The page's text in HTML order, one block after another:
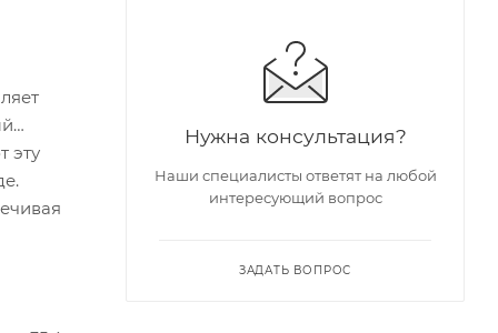
Нужна консультация?
Наши специалисты ответят на любой
интересующий вопрос
ЗАДАТЬ ВОПРОС